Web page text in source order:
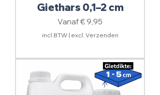
Giethars 0,1–2 cm
Vanaf€ 9,95
Verkoopprijs
incl.BTW | excl. Verzenden